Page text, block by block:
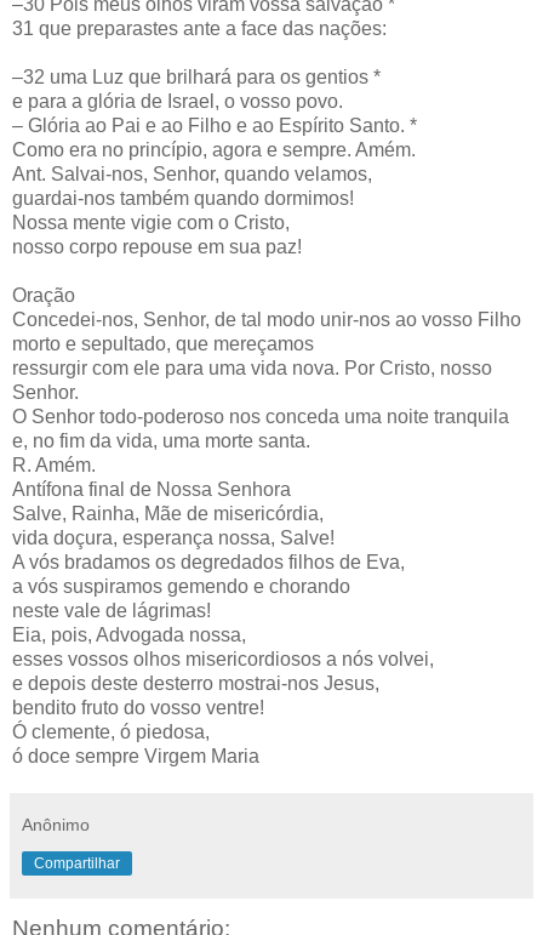
–30 Pois meus olhos viram vossa salvação *
31 que preparastes ante a face das nações:
–32 uma Luz que brilhará para os gentios *
e para a glória de Israel, o vosso povo.
– Glória ao Pai e ao Filho e ao Espírito Santo. *
Como era no princípio, agora e sempre. Amém.
Ant. Salvai-nos, Senhor, quando velamos,
guardai-nos também quando dormimos!
Nossa mente vigie com o Cristo,
nosso corpo repouse em sua paz!
Oração
Concedei-nos, Senhor, de tal modo unir-nos ao vosso Filho
morto e sepultado, que mereçamos
ressurgir com ele para uma vida nova. Por Cristo, nosso
Senhor.
O Senhor todo-poderoso nos conceda uma noite tranquila
e, no fim da vida, uma morte santa.
R. Amém.
Antífona final de Nossa Senhora
Salve, Rainha, Mãe de misericórdia,
vida doçura, esperança nossa, Salve!
A vós bradamos os degredados filhos de Eva,
a vós suspiramos gemendo e chorando
neste vale de lágrimas!
Eia, pois, Advogada nossa,
esses vossos olhos misericordiosos a nós volvei,
e depois deste desterro mostrai-nos Jesus,
bendito fruto do vosso ventre!
Ó clemente, ó piedosa,
ó doce sempre Virgem Maria
Anônimo
Compartilhar
Nenhum comentário: